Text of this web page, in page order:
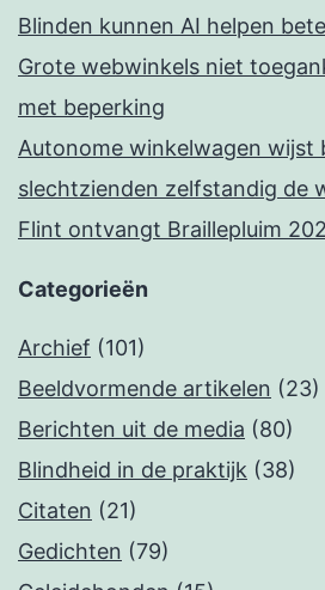
Blinden kunnen AI helpen
Grote webwinkels niet
met beperking
Autonome winkelwagen wijst
slechtzienden zelfstandig de
Flint ontvangt Braillepluim
Categorieën
Archief (101)
Beeldvormende artikelen (23)
Berichten uit de media (80)
Blindheid in de praktijk (38)
Citaten (21)
Gedichten (79)